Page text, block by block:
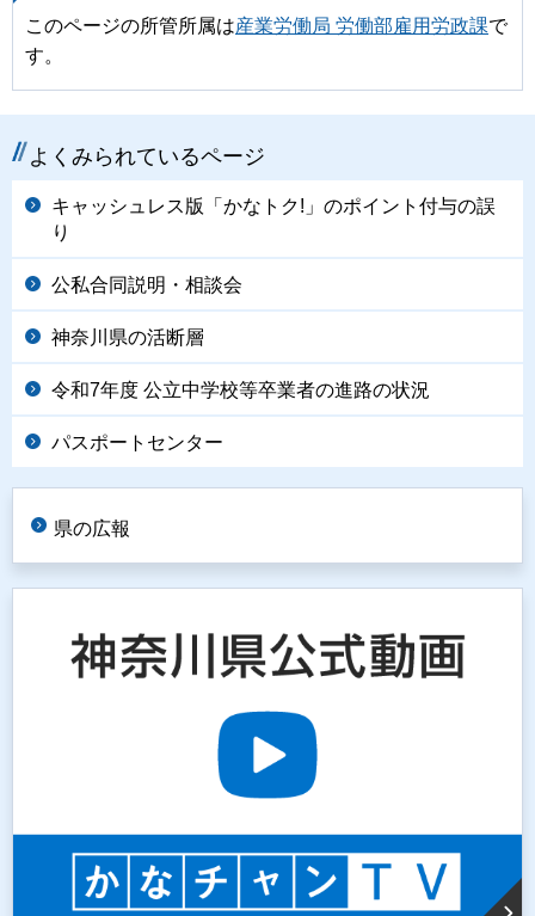
このページの所管所属は産業労働局 労働部雇用労政課で
す。
よくみられているページ
キャッシュレス版「かなトク!」のポイント付与の誤
り
公私合同説明・相談会
神奈川県の活断層
令和7年度 公立中学校等卒業者の進路の状況
パスポートセンター
県の広報